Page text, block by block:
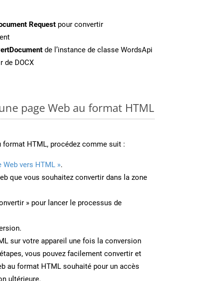
Request pour convertir
de l’instance de classe WordsApi
de DOCX
page Web au format HTML
format HTML, procédez comme suit :
Web vers HTML ».
que vous souhaitez convertir dans la zone
» pour lancer le processus de
sur votre appareil une fois la conversion
vous pouvez facilement convertir et
au format HTML souhaité pour un accès
ultérieure.